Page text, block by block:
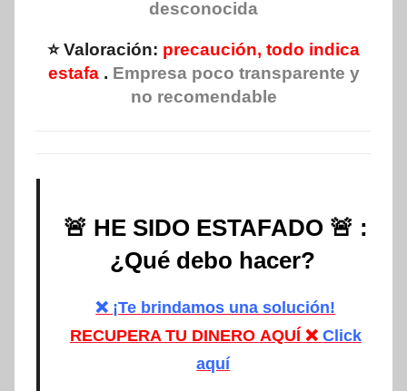
desconocida
⭐ Valoración: precaución, todo indica
estafa . Empresa poco transparente y
no recomendable
🚨 HE SIDO ESTAFADO 🚨 :
¿Qué debo hacer?
❌ ¡Te brindamos una solución!
RECUPERA TU DINERO AQUÍ ❌ Click
aquí